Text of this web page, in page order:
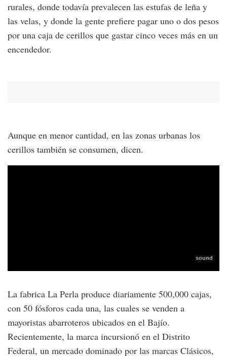
rurales, donde todavía prevalecen las estufas de leña y
las velas, y donde la gente prefiere pagar uno o dos pesos
por una caja de cerillos que gastar cinco veces más en un
encendedor.
Aunque en menor cantidad, en las zonas urbanas los
cerillos también se consumen, dicen.
La fabrica La Perla produce diariamente 500,000 cajas,
con 50 fósforos cada una, las cuales se venden a
mayoristas abarroteros ubicados en el Bajío.
Recientemente, la marca incursionó en el Distrito
Federal, un mercado dominado por las marcas Clásicos,